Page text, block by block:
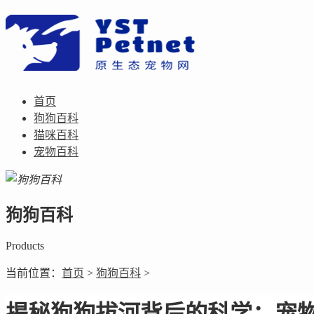
首页
狗狗百科
猫咪百科
宠物百科
狗狗百科
Products
当前位置： 首页 > 狗狗百科 >